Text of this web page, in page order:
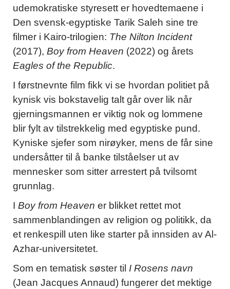
udemokratiske styresett er hovedtemaene i
Den svensk-egyptiske Tarik Saleh sine tre
filmer i Kairo-trilogien: The Nilton Incident
(2017), Boy from Heaven (2022) og årets
Eagles of the Republic.
I førstnevnte film fikk vi se hvordan politiet på
kynisk vis bokstavelig talt går over lik når
gjerningsmannen er viktig nok og lommene
blir fylt av tilstrekkelig med egyptiske pund.
Kyniske sjefer som nirøyker, mens de får sine
undersåtter til å banke tilståelser ut av
mennesker som sitter arrestert på tvilsomt
grunnlag.
I Boy from Heaven er blikket rettet mot
sammenblandingen av religion og politikk, da
et renkespill uten like starter på innsiden av Al-
Azhar-universitetet.
Som en tematisk søster til I Rosens navn
(Jean Jacques Annaud) fungerer det mektige